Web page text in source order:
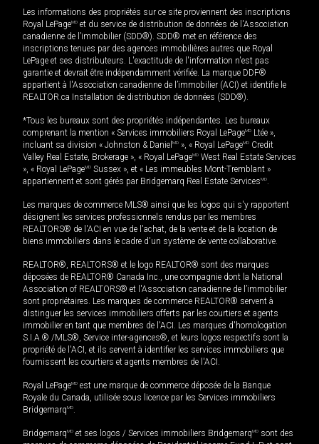
Les informations des propriétés sur ce site proviennent des inscriptions
Royal LePageMD et du service de distribution de données de l'Association
canadienne de l’immobilier (SDD®). SDD® met en référence des
inscriptions tenues par des agences immobilières autres que Royal
LePage et ses distributeurs. L'exactitude de l'information n'est pas
garantie et devrait être indépendamment vérifiée. La marque DDF®
appartient à l'Association canadienne de l’immobilier (ACI) et identifie le
REALTOR.ca Installation de distribution de données (SDD®).
*Tous les bureaux sont des propriétés indépendantes. Les bureaux
comprenant la mention « Services immobiliers Royal LePageMD Ltée »,
incluant sa division « Johnston & Daniel MD », « Royal LePageMD Credit
Valley Real Estate, Brokerage », « Royal LePageMD West Real Estate Services
», « Royal LePageMD Sussex », et « Les immeubles Mont-Tremblant »
appartiennent et sont gérés par Bridgemarq Real Estate ServicesMD.
Les marques de commerce MLS® ainsi que les logos qui s'y rapportent
désignent les services professionnels rendus par les membres
REALTORS® de l'ACI en vue de l'achat, de la vente et de la location de
biens immobiliers dans le cadre d'un système de vente collaborative.
REALTOR®, REALTORS® et le logo REALTOR® sont des marques
déposées de REALTOR® Canada Inc., une compagnie dont la National
Association of REALTORS® et l'Association canadienne de l’immobilier
sont propriétaires. Les marques de commerce REALTOR® servent à
distinguer les services immobiliers offerts par les courtiers et agents
immobilier en tant que membres de l'ACI. Les marques d'homologation
S.I.A.® /MLS®, Service inter-agences®, et leurs logos respectifs sont la
propriété de l'ACI, et ils servent à identifier les services immobiliers que
fournissent les courtiers et agents membres de l'ACI.
Royal LePageMD est une marque de commerce déposée de la Banque
Royale du Canada, utilisée sous licence par les Services immobiliers
BridgemarqMD.
BridgemarqMD et ses logos / Services immobiliers BridgemarqMD sont des